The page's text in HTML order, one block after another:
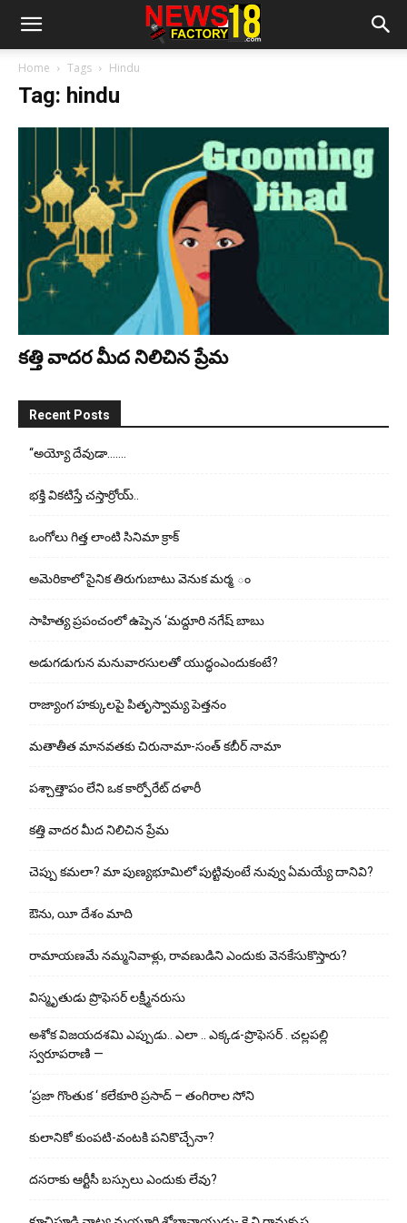
Home Tags Hindu
Tag: hindu
కత్తి వాదర మీద నిలిచిన ప్రేమ
Recent Posts
“అయ్యో దేవుడా…….
భ‌క్తి విక‌టిస్తే చ‌స్తార్రోయ్‌..
ఒంగోలు గిత్త లాంటి సినిమా క్రాక్
అమెరికాలో సైనిక తిరుగుబాటు వెనుక మర్మ ం
సాహిత్య ప్రపంచంలో ఉప్పెన ‘మద్దూరి నగేష్ బాబు
అడుగ‌డుగున మ‌నువార‌సుల‌తో యుద్ధంఎందుకంటే?
రాజ్యాంగ హక్కులపై పితృస్వామ్య పెత్తనం
మతాతీత మానవతకు చిరునామా-సంత్ కబీర్ నామా
పశ్చాత్తాపం లేని ఒక కార్పోరేట్ దళారీ
కత్తి వాదర మీద నిలిచిన ప్రేమ
చెప్పు క‌మ‌లా? మా పుణ్యభూమిలో పుట్టివుంటే నువ్వు ఏమయ్యే దానివి?
ఔను, యీ దేశం మాది
రామాయణమే నమ్మనివాళ్లు, రావణుడిని ఎందుకు వెనకేసుకొస్తారు?
విస్మృతుడు ప్రొఫెసర్ లక్ష్మీనరుసు
అశోక విజ‌య‌ద‌శ‌మి ఎప్పుడు.. ఎలా .. ఎక్క‌డ‌-ప్రొఫెసర్ . చల్లపల్లి
స్వరూపరాణి —
‘ప్రజా గొంతుక ‘ కలేకూరి ప్రసాద్ – తంగిరాల సోని
కులానికో కుంప‌టి-వంట‌కి ప‌నికొచ్చేనా?
ద‌స‌రాకు ఆర్టీసీ బ‌స్సులు ఎందుకు లేవు?